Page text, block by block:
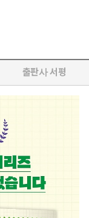
출판사 서평